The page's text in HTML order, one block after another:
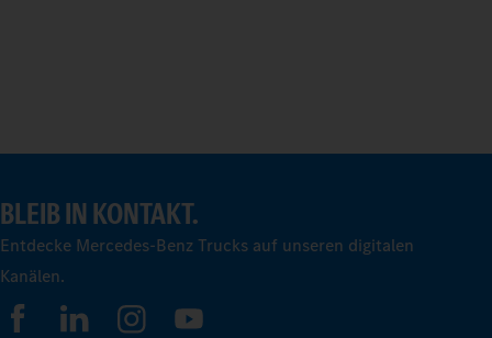
BLEIB IN KONTAKT.
Entdecke Mercedes-Benz Trucks auf unseren digitalen
Kanälen.